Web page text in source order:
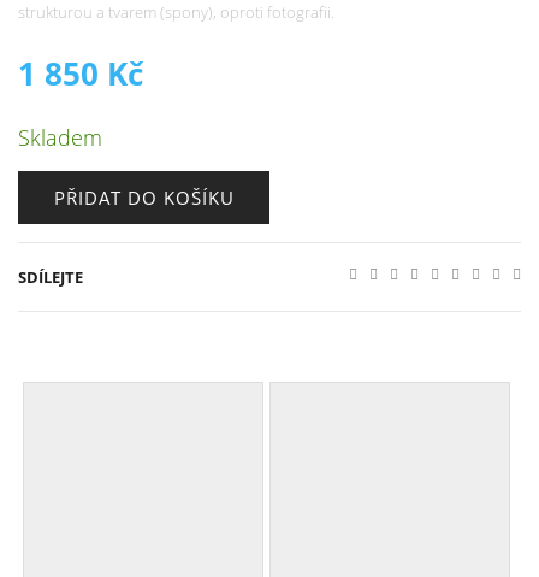
strukturou a tvarem (spony), oproti fotografii.
1 850 Kč
Skladem
PŘIDAT DO KOŠÍKU
SDÍLEJTE